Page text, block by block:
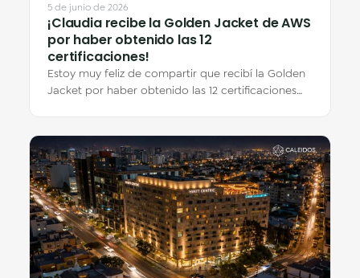
5 de junio de 2026
¡Claudia recibe la Golden Jacket de AWS
por haber obtenido las 12
certificaciones!
Estoy muy feliz de compartir que recibí la Golden
Jacket por haber obtenido las 12 certificaciones